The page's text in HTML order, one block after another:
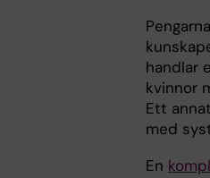
handlar
kvinnor
Ett
med
En